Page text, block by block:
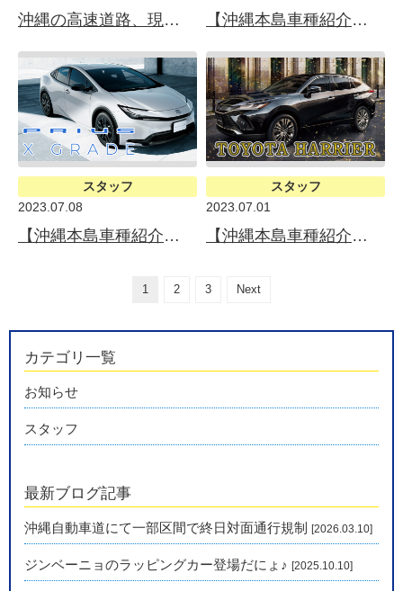
沖縄の高速道路、現金支払いが高くなりました！ 【沖縄本島車種紹介】HONDA VEZEL e:HEV Z（ホンダ ヴェゼル）
スタッフ
2023.07.08
【沖縄本島車種紹介】TOYOTA PRIUS X（トヨタ プリウス Xグレード）
スタッフ
2023.07.01
【沖縄本島車種紹介】TOYOTA HARRIER（トヨタ ハリアー）
1 2 3 Next
カテゴリ一覧
お知らせ
スタッフ
最新ブログ記事
沖縄自動車道にて一部区間で終日対面通行規制 [2026.03.10]
ジンベーニョのラッピングカー登場だにょ♪ [2025.10.10]